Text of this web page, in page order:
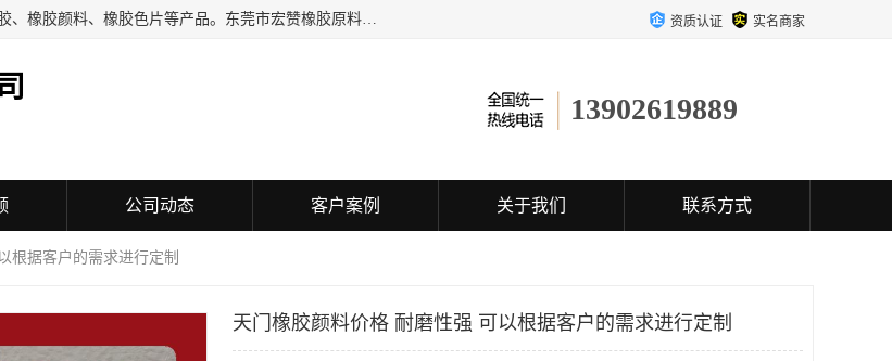
东莞市宏赞橡胶原料有限公司批量供应：橡胶色胶、橡胶色母、橡胶色母胶、橡胶颜料、橡胶色片等产品。东莞市宏赞橡胶原料有限公司经营已经十五年的历史，目前的客户群广达东南亚各国，也是目前橡胶制造密集度高的中国大陆橡胶制品工厂使用多，市场占有率高的色胶专业生产工厂。 资质认证 实名商家
13902619889
公司动态 客户案例 关于我们 联系方式
根据客户的需求进行定制
天门橡胶颜料价格 耐磨性强 可以根据客户的需求进行定制